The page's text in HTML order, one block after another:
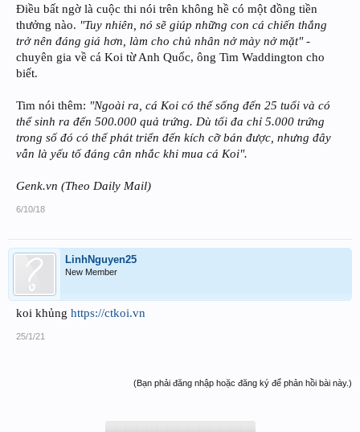
Điều bất ngờ là cuộc thi nói trên không hề có một đồng tiền
thưởng nào. "Tuy nhiên, nó sẽ giúp những con cá chiến thắng
trở nên đáng giá hơn, làm cho chủ nhân nở mày nở mặt"-
chuyên gia về cá Koi từ Anh Quốc, ông Tim Waddington cho
biết.
Tim nói thêm: "Ngoài ra, cá Koi có thể sống đến 25 tuổi và có
thể sinh ra đến 500.000 quả trứng. Dù tối đa chỉ 5.000 trứng
trong số đó có thể phát triển đến kích cỡ bán được, nhưng đây
vẫn là yếu tố đáng cân nhắc khi mua cá Koi".
Genk.vn (Theo Daily Mail)
6/10/18
LinhNguyen25
New Member
koi khủng https://ctkoi.vn
25/1/21
(Bạn phải đăng nhập hoặc đăng ký để phản hồi bài này.)